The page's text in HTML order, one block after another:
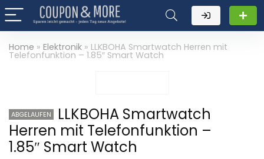
Home » Elektronik » LLKBOHA Smartwatch Herren mit
Telefonfunktion – 1.85″ Smart Watch
ABGELAUFEN
LLKBOHA Smartwatch
Herren mit Telefonfunktion –
1.85″ Smart Watch